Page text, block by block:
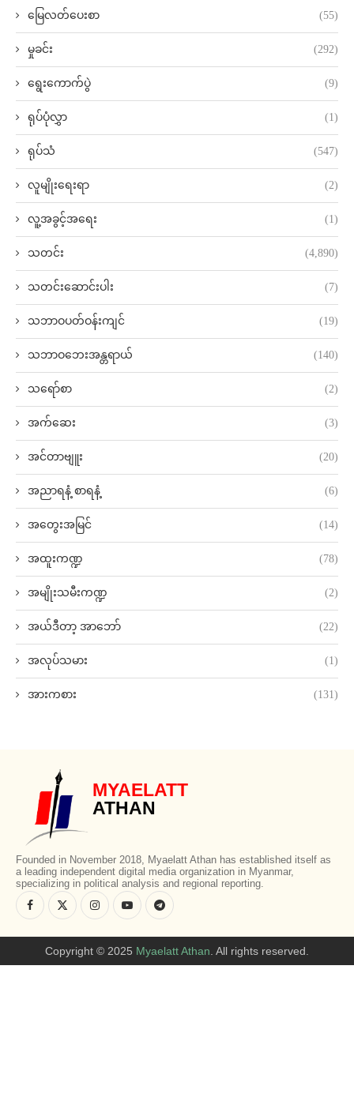
မြေလတ်ပေးစာ (55)
မှုခင်း (292)
ရွေးကောက်ပွဲ (9)
ရုပ်ပုံလွှာ (1)
ရုပ်သံ (547)
လူမျိုးရေးရာ (2)
လူ့အခွင့်အရေး (1)
သတင်း (4,890)
သတင်းဆောင်းပါး (7)
သဘာဝပတ်ဝန်းကျင် (19)
သဘာဝဘေးအန္တရာယ် (140)
သရော်စာ (2)
အက်ဆေး (3)
အင်တာဗျူး (20)
အညာရနံ့ စာရနံ့ (6)
အတွေးအမြင် (14)
အထူးကဏ္ဍ (78)
အမျိုးသမီးကဏ္ဍ (2)
အယ်ဒီတာ့ အာဘော် (22)
အလုပ်သမား (1)
အားကစား (131)
MYAELATT
ATHAN
Founded in November 2018, Myaelatt Athan has established itself as
a leading independent digital media organization in Myanmar,
specializing in political analysis and regional reporting.
Copyright © 2025 Myaelatt Athan. All rights reserved.